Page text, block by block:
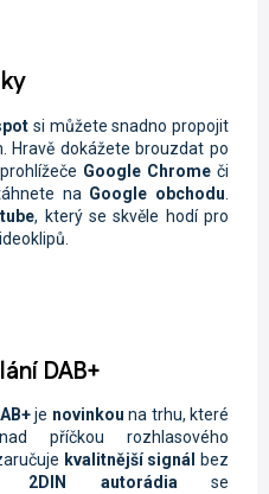
si můžete snadno propojit
Hravě dokážete brouzdat po
Google Chromeči
na Google obchodu
, který se skvěle hodí pro
DAB+
je novinkou na trhu, které
příčkou rozhlasového
kvalitnější signál
bez
2DIN autorádiase